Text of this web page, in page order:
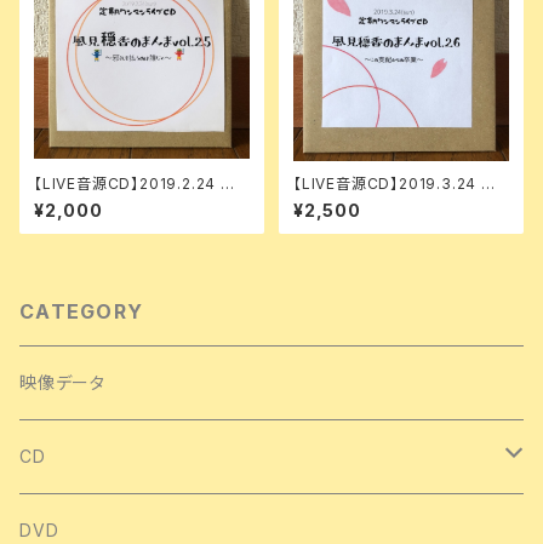
【LIVE音源CD】2019.2.24 風
見穏香のまんま vol.25
¥2,000
【LIVE音源CD】2019.3.24 風
見穏香のまんま vol. 26
¥2,500
CATEGORY
映像データ
CD
シングル
DVD